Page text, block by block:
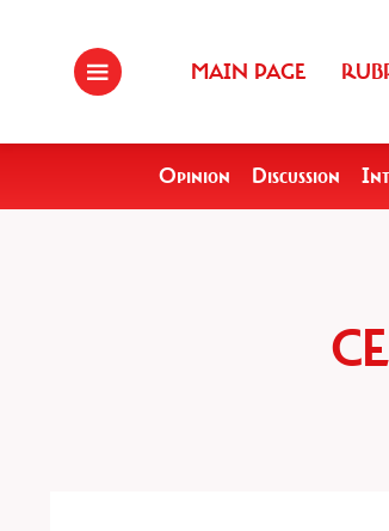
MAIN PAGE
Opinion Discussion